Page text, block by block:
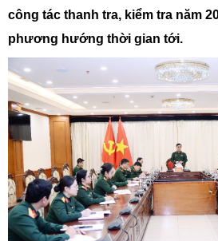
công tác thanh tra, kiểm tra năm
phương hướng thời gian tới.